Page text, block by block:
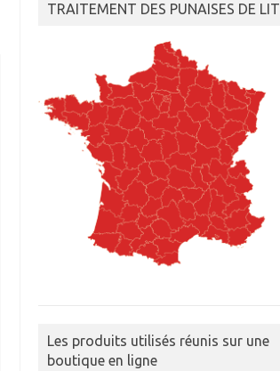
TRAITEMENT DES PUNAISES DE LIT
Les produits utilisés réunis sur une
boutique en ligne